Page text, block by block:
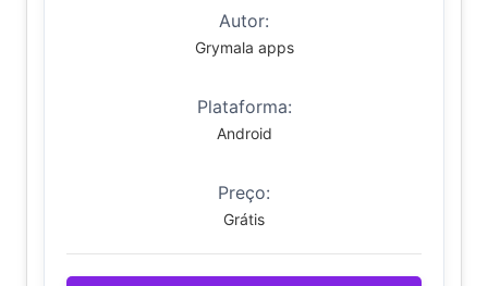
Autor:
Grymala apps
Plataforma:
Android
Preço:
Grátis